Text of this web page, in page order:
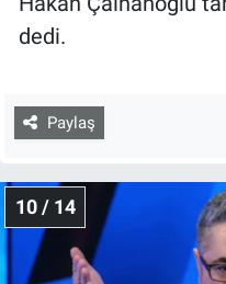
dedi.
Paylaş
10 / 14